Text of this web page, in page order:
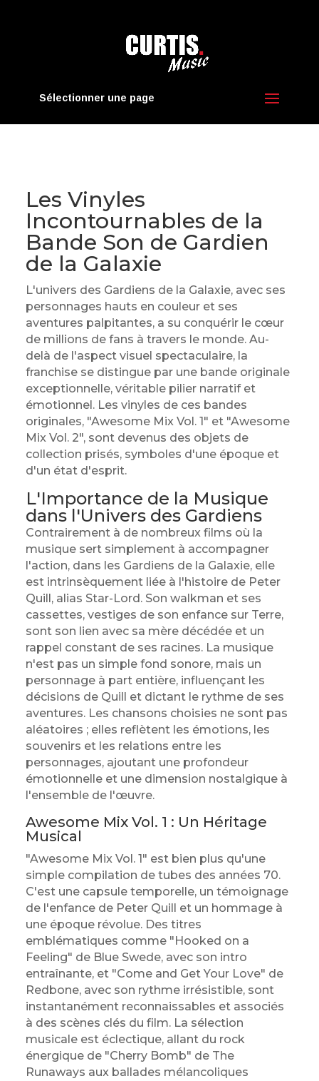
Sélectionner une page
Les Vinyles
Incontournables de la
Bande Son de Gardien
de la Galaxie
L'univers des Gardiens de la Galaxie, avec ses
personnages hauts en couleur et ses
aventures palpitantes, a su conquérir le cœur
de millions de fans à travers le monde. Au-
delà de l'aspect visuel spectaculaire, la
franchise se distingue par une bande originale
exceptionnelle, véritable pilier narratif et
émotionnel. Les vinyles de ces bandes
originales, "Awesome Mix Vol. 1" et "Awesome
Mix Vol. 2", sont devenus des objets de
collection prisés, symboles d'une époque et
d'un état d'esprit.
L'Importance de la Musique
dans l'Univers des Gardiens
Contrairement à de nombreux films où la
musique sert simplement à accompagner
l'action, dans les Gardiens de la Galaxie, elle
est intrinsèquement liée à l'histoire de Peter
Quill, alias Star-Lord. Son walkman et ses
cassettes, vestiges de son enfance sur Terre,
sont son lien avec sa mère décédée et un
rappel constant de ses racines. La musique
n'est pas un simple fond sonore, mais un
personnage à part entière, influençant les
décisions de Quill et dictant le rythme de ses
aventures. Les chansons choisies ne sont pas
aléatoires ; elles reflètent les émotions, les
souvenirs et les relations entre les
personnages, ajoutant une profondeur
émotionnelle et une dimension nostalgique à
l'ensemble de l'œuvre.
Awesome Mix Vol. 1 : Un Héritage
Musical
"Awesome Mix Vol. 1" est bien plus qu'une
simple compilation de tubes des années 70.
C'est une capsule temporelle, un témoignage
de l'enfance de Peter Quill et un hommage à
une époque révolue. Des titres
emblématiques comme "Hooked on a
Feeling" de Blue Swede, avec son intro
entraînante, et "Come and Get Your Love" de
Redbone, avec son rythme irrésistible, sont
instantanément reconnaissables et associés
à des scènes clés du film. La sélection
musicale est éclectique, allant du rock
énergique de "Cherry Bomb" de The
Runaways aux ballades mélancoliques